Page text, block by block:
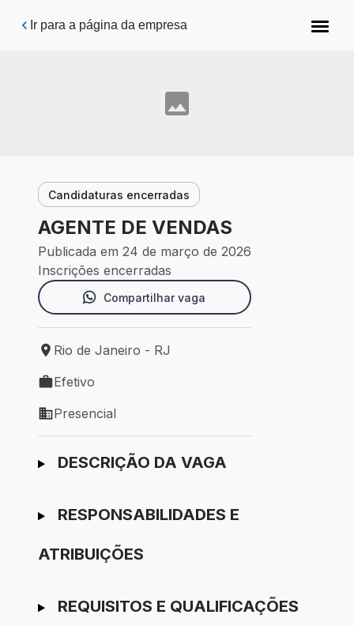
Pular para o conteúdo principal
Ir para a página da empresa
Candidaturas encerradas
AGENTE DE VENDAS
Publicada em 24 de março de 2026
Inscrições encerradas
Compartilhar vaga
Local de trabalho: Rio de Janeiro - RJ
Rio de Janeiro - RJ
Tipo de vaga: Efetivo
Efetivo
Modelo de trabalho: Presencial
Presencial
Ir para candidatura
DESCRIÇÃO DA VAGA
RESPONSABILIDADES E
ATRIBUIÇÕES
REQUISITOS E QUALIFICAÇÕES